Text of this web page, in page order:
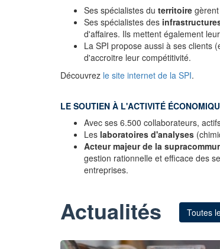
Ses spécialistes du territoire
Ses spécialistes des
d'affaires. Ils mettent également
La SPI propose aussi à ses clients
d'accroitre leur compétitivité.
Découvrez le site internet de la SPI.
LE SOUTIEN À L'ACTIVITÉ
Avec ses 6.500 collaborateurs,
Les laboratoires d'analyses
Acteur majeur de la
gestion rationnelle et efficace des
entreprises.
Actualités Toutes